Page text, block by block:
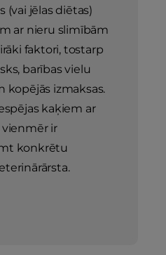
(vai jēlas diētas)
ar nieru slimībām
faktori, tostarp
barības vielu
kopējās izmaksas.
kaķiem ar
ir
konkrētu